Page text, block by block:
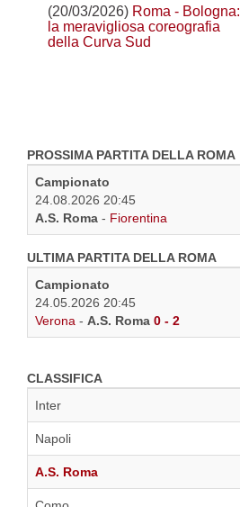
(20/03/2026) Roma - Bologna:
la meravigliosa coreografia
della Curva Sud
PROSSIMA PARTITA DELLA ROMA
Campionato
24.08.2026 20:45
A.S. Roma - Fiorentina
ULTIMA PARTITA DELLA ROMA
Campionato
24.05.2026 20:45
Verona - A.S. Roma 0 - 2
CLASSIFICA
Inter
Napoli
A.S. Roma